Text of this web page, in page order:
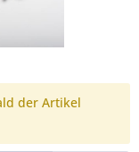
der Artikel